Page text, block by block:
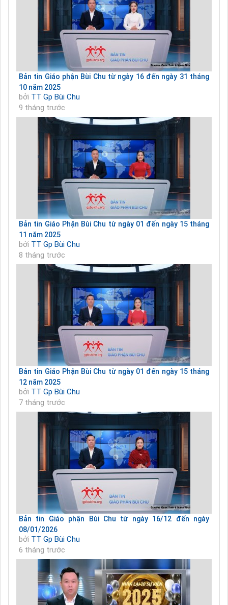
Bản tin Giáo phận Bùi Chu từ ngày 16 đến ngày 31 tháng
10 năm 2025
bởi TT Gp Bùi Chu
9 tháng trước
Bản tin Giáo Phận Bùi Chu từ ngày 01 đến ngày 15 tháng
11 năm 2025
bởi TT Gp Bùi Chu
8 tháng trước
Bản tin Giáo Phận Bùi Chu từ ngày 01 đến ngày 15 tháng
12 năm 2025
bởi TT Gp Bùi Chu
7 tháng trước
Bản tin Giáo phận Bùi Chu từ ngày 16/12 đến ngày
08/01/2026
bởi TT Gp Bùi Chu
6 tháng trước